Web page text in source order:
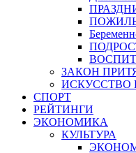
ЗАКОН
ИСКУССТВО
СПОРТ
РЕЙТИНГИ
ЭКОНОМИКА
КУЛЬТУРА